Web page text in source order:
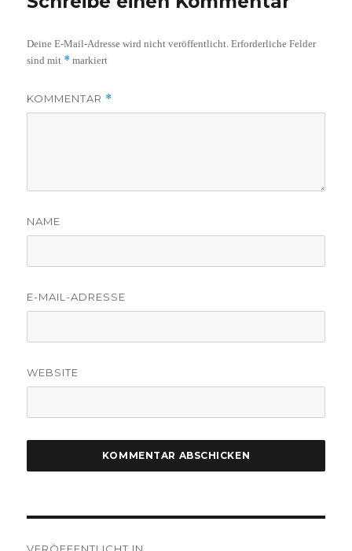
Deine E-Mail-Adresse wird nicht veröffentlicht. Erforderliche Felder
sind mit * markiert
KOMMENTAR *
NAME
E-MAIL-ADRESSE
WEBSITE